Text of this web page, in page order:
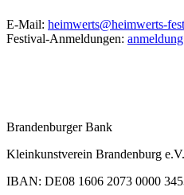
E-Mail: heimwerts@heimwerts-
Festival-Anmeldungen:
Brandenburger Bank
Kleinkunstverein Brandenburg e.V.
IBAN: DE08 1606 2073 0000